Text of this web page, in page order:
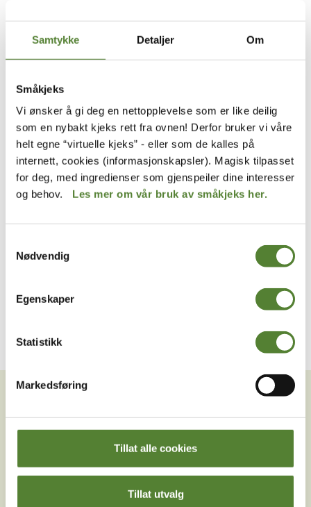
Samtykke Detaljer Om
Småkjeks
Vi ønsker å gi deg en nettopplevelse som er like deilig
som en nybakt kjeks rett fra ovnen! Derfor bruker vi våre
helt egne “virtuelle kjeks” - eller som de kalles på
internett, cookies (informasjonskapsler). Magisk tilpasset
for deg, med ingredienser som gjenspeiler dine interesser
og behov. Les mer om vår bruk av småkjeks her.
Nødvendig
Egenskaper
Statistikk
Markedsføring
Tillat alle cookies
Tillat utvalg
SABELTANNS VERDEN
SKATTEKISTE
VIL DU HA NYHETSBREV FRA
OSS?
unike tilbud og nyheter. Uten nyhetsbrev går du glipp